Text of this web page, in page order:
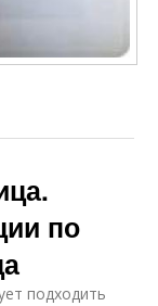
по
подходить